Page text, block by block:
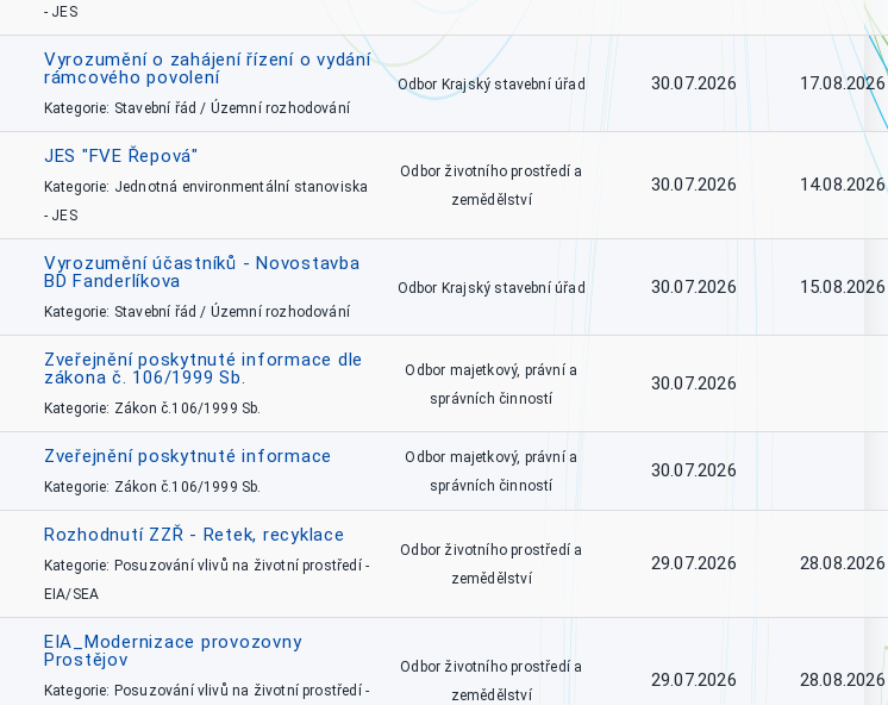
- JES
Vyrozumění o zahájení řízení o vydání
rámcového povolení
Kategorie: Stavební řád / Územní rozhodování
Odbor Krajský stavební úřad 30.07.2026 17.08.2026
JES "FVE Řepová"
Kategorie: Jednotná environmentální stanoviska
- JES
Odbor životního prostředí a
zemědělství
30.07.2026 14.08.2026
Vyrozumění účastníků - Novostavba
BD Fanderlíkova
Kategorie: Stavební řád / Územní rozhodování
Odbor Krajský stavební úřad 30.07.2026 15.08.2026
Zveřejnění poskytnuté informace dle
zákona č. 106/1999 Sb.
Kategorie: Zákon č.106/1999 Sb.
Odbor majetkový, právní a
správních činností
30.07.2026
Zveřejnění poskytnuté informace
Kategorie: Zákon č.106/1999 Sb.
Odbor majetkový, právní a
správních činností
30.07.2026
Rozhodnutí ZZŘ - Retek, recyklace
Kategorie: Posuzování vlivů na životní prostředí -
EIA/SEA
Odbor životního prostředí a
zemědělství
29.07.2026 28.08.2026
EIA_Modernizace provozovny
Prostějov
Kategorie: Posuzování vlivů na životní prostředí -
Odbor životního prostředí a
zemědělství
29.07.2026 28.08.2026